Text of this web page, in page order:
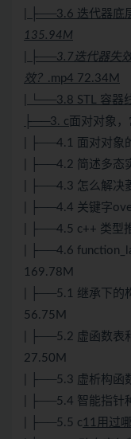
| ├──3.6 迭代器底
135.94M
| ├──3.7迭代器失
效？ .mp4 72.34M
| └──3.8 STL 容器
├──3. c 面对对象，
| ├──4.1 面对对象
| ├──4.2 简述多态
| ├──4.3 怎么解决
| ├──4.4 关键字
| ├──4.5 c++ 类型
| ├──4.6
169.78M
| ├──5.1 继承下的
56.75M
| ├──5.2 虚函数表
27.50M
| ├──5.3 虚析构函
| ├──5.4 智能指针
| ├──5.5 c 11用过